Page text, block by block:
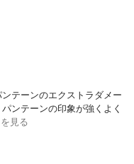
テーンのエクストラダメー
ンテーンの印象が強くよく
見る